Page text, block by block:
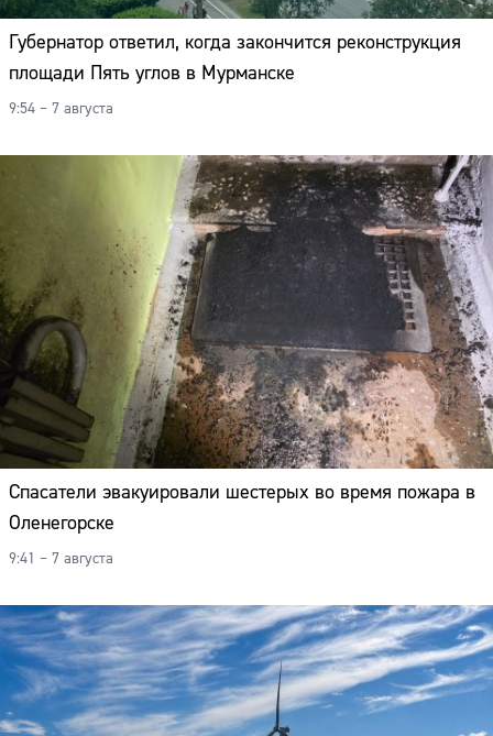
Губернатор ответил, когда закончится реконструкция
площади Пять углов в Мурманске
9:54 – 7 августа
Спасатели эвакуировали шестерых во время пожара в
Оленегорске
9:41 – 7 августа
Сайт: